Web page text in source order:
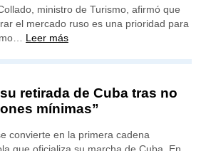
ministro de Turismo, afirmó que
el mercado ruso es una prioridad para
Leer más
retirada de Cuba tras no
mínimas”
convierte en la primera cadena